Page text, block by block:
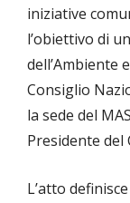
iniziative
l’obiettivo di
dell’Ambiente
Consiglio
la sede del
Presidente del
L’atto